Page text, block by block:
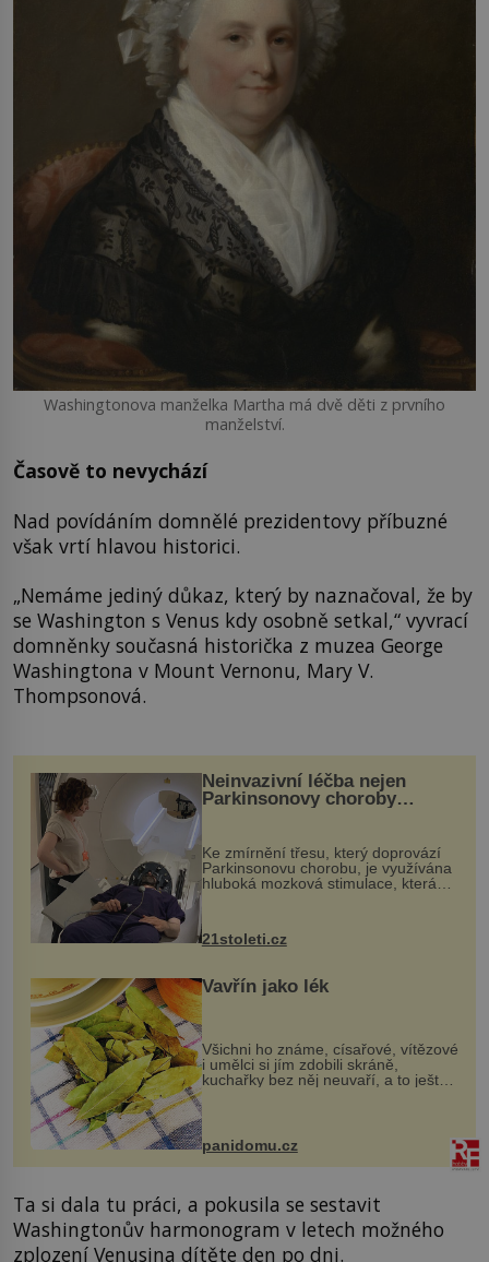
Washingtonova manželka Martha má dvě děti z prvního
manželství.
Časově to nevychází
Nad povídáním domnělé prezidentovy příbuzné
však vrtí hlavou historici.
„Nemáme jediný důkaz, který by naznačoval, že by
se Washington s Venus kdy osobně setkal,“ vyvrací
domněnky současná historička z muzea George
Washingtona v Mount Vernonu, Mary V.
Thompsonová.
Neinvazivní léčba nejen
Parkinsonovy choroby
Ke zmírnění třesu, který doprovází
Parkinsonovu chorobu, je využívána
hluboká mozková stimulace, která
však vyžaduje vysoce invazivní
zákrok. Ultrazvuk zase není vhodný
k dostatečně přesnému zacílení ...
21stoleti.cz
Vavřín jako lék
Všichni ho známe, císařové, vítězové
i umělci si jím zdobili skráně,
kuchařky bez něj neuvaří, a to ještě
nevíte, že bobkový list může výrazně
zmírnit některé naše neduhy.
Obsahuje v malém množství ně...
panidomu.cz
Ta si dala tu práci, a pokusila se sestavit
Washingtonův harmonogram v letech možného
zplození Venusina dítěte den po dni.